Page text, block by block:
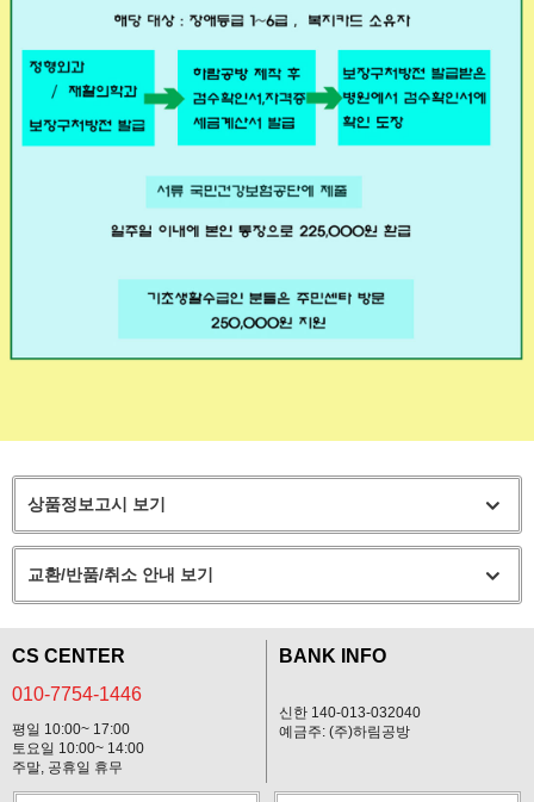
상품정보고시 보기
교환/반품/취소 안내 보기
CS CENTER
010-7754-1446
평일 10:00~ 17:00
토요일 10:00~ 14:00
주말, 공휴일 휴무
BANK INFO
신한 140-013-032040
예금주: (주)하림공방